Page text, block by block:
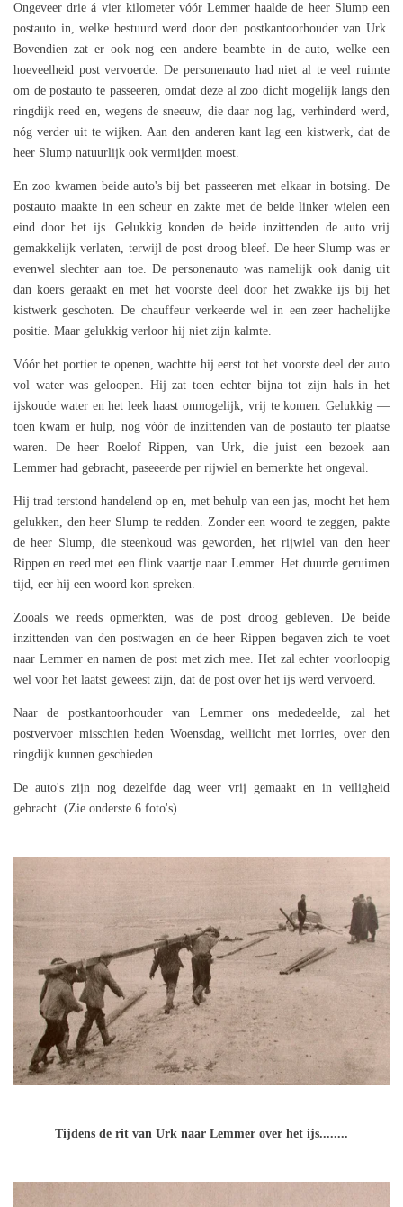
Ongeveer drie á vier kilometer vóór Lemmer haalde de heer Slump een
postauto in, welke bestuurd werd door den postkantoorhouder van Urk.
Bovendien zat er ook nog een andere beambte in de auto, welke een
hoeveelheid post vervoerde. De personenauto had niet al te veel ruimte
om de postauto te passeeren, omdat deze al zoo dicht mogelijk langs den
ringdijk reed en, wegens de sneeuw, die daar nog lag, verhinderd werd,
nóg verder uit te wijken. Aan den anderen kant lag een kistwerk, dat de
heer Slump natuurlijk ook vermijden moest.
En zoo kwamen beide auto's bij bet passeeren met elkaar in botsing. De
postauto maakte in een scheur en zakte met de beide linker wielen een
eind door het ijs. Gelukkig konden de beide inzittenden de auto vrij
gemakkelijk verlaten, terwijl de post droog bleef. De heer Slump was er
evenwel slechter aan toe. De personenauto was namelijk ook danig uit
dan koers geraakt en met het voorste deel door het zwakke ijs bij het
kistwerk geschoten. De chauffeur verkeerde wel in een zeer hachelijke
positie. Maar gelukkig verloor hij niet zijn kalmte.
Vóór het portier te openen, wachtte hij eerst tot het voorste deel der auto
vol water was geloopen. Hij zat toen echter bijna tot zijn hals in het
ijskoude water en het leek haast onmogelijk, vrij te komen. Gelukkig —
toen kwam er hulp, nog vóór de inzittenden van de postauto ter plaatse
waren. De heer Roelof Rippen, van Urk, die juist een bezoek aan
Lemmer had gebracht, paseeerde per rijwiel en bemerkte het ongeval.
Hij trad terstond handelend op en, met behulp van een jas, mocht het hem
gelukken, den heer Slump te redden. Zonder een woord te zeggen, pakte
de heer Slump, die steenkoud was geworden, het rijwiel van den heer
Rippen en reed met een flink vaartje naar Lemmer. Het duurde geruimen
tijd, eer hij een woord kon spreken.
Zooals we reeds opmerkten, was de post droog gebleven. De beide
inzittenden van den postwagen en de heer Rippen begaven zich te voet
naar Lemmer en namen de post met zich mee. Het zal echter voorloopig
wel voor het laatst geweest zijn, dat de post over het ijs werd vervoerd.
Naar de postkantoorhouder van Lemmer ons mededeelde, zal het
postvervoer misschien heden Woensdag, wellicht met lorries, over den
ringdijk kunnen geschieden.
De auto's zijn nog dezelfde dag weer vrij gemaakt en in veiligheid
gebracht. (Zie onderste 6 foto's)
Tijdens de rit van Urk naar Lemmer over het ijs........